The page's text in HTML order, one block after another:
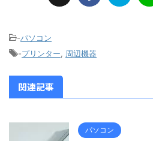
-パソコン
-プリンター, 周辺機器
関連記事
パソコン